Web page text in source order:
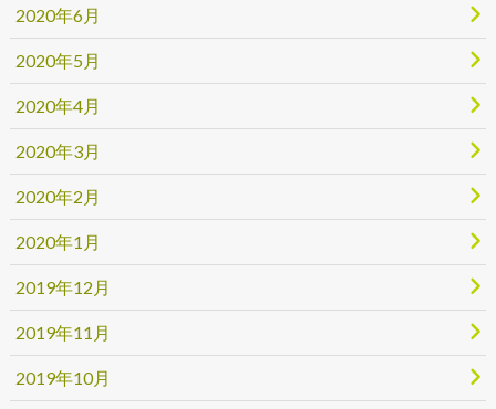
2020年6月
2020年5月
2020年4月
2020年3月
2020年2月
2020年1月
2019年12月
2019年11月
2019年10月